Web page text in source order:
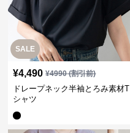
SALE
¥4,490 ¥4990(割引前)
ドレープネック半袖とろみ素材T
シャツ